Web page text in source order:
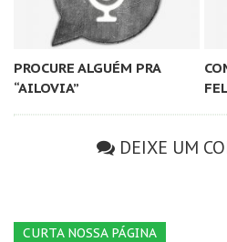
PROCURE ALGUÉM PRA
“AILOVIA”
DEIXE UM
CURTA NOSSA PÁGINA